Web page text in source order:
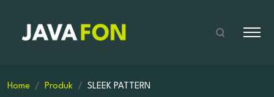
Home Produk SLEEK PATTERN